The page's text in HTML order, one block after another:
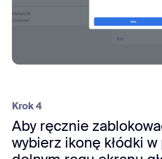
Krok 4
Aby ręcznie
wybierz ikonę kłódki